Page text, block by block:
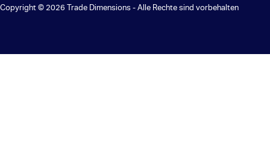
Copyright © 2026 Trade Dimensions - Alle Rechte sind vorbehalten